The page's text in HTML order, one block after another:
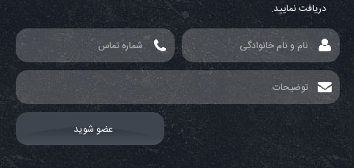
دریافت نمایید.